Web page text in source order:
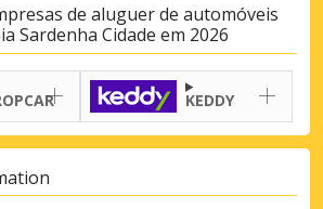
de aluguer de automóveis
Sardenha Cidade em 2026
KEDDY
especiais
exclusivas dos nossos